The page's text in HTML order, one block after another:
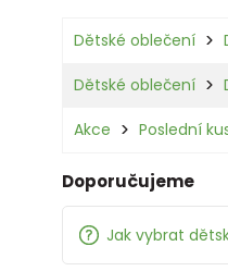
Dětské oblečení
Dětské oblečení
Akce Poslední
Doporučujeme
Jak vybrat